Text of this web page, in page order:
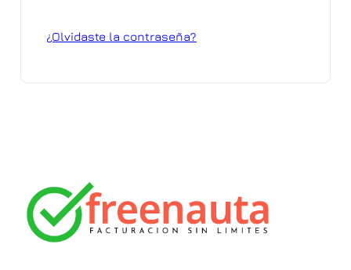
¿Olvidaste la contraseña?